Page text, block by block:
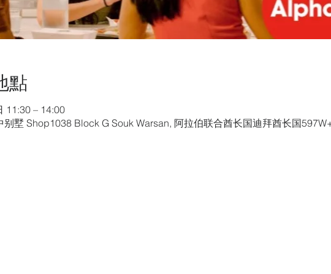
點
11:30 – 14:00
别墅 Shop1038 Block G Souk Warsan, 阿拉伯联合酋长国迪拜酋长国